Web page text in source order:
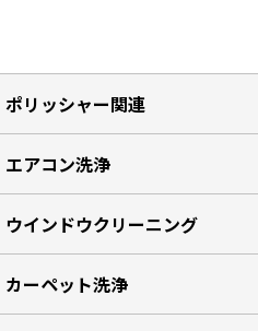
ポリッシャー関連
エアコン洗浄
ウインドウクリーニング
カーペット洗浄